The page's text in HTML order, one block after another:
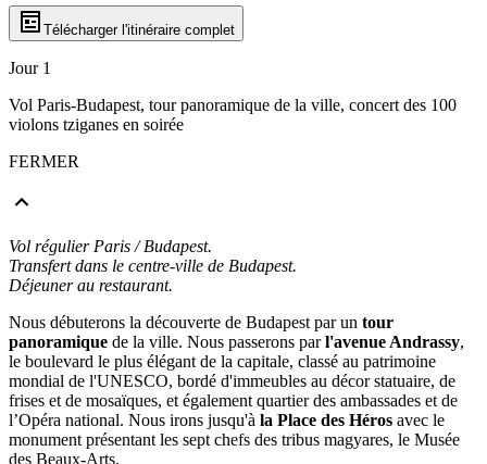
Télécharger l'itinéraire complet
Jour 1
Vol Paris-Budapest, tour panoramique de la ville, concert des 100
violons tziganes en soirée
FERMER
Vol régulier Paris / Budapest.
Transfert dans le centre-ville de Budapest.
Déjeuner au restaurant.
Nous débuterons la découverte de Budapest par un tour
panoramique de la ville. Nous passerons parl'avenue Andrassy,
le boulevard le plus élégant de la capitale, classé au patrimoine
mondial de l'UNESCO, bordé d'immeubles au décor statuaire, de
frises et de mosaïques, et également quartier des ambassades et de
l’Opéra national. Nous irons jusqu'à la Place des Héros avec le
monument présentant les sept chefs des tribus magyares, le Musée
des Beaux-Arts.